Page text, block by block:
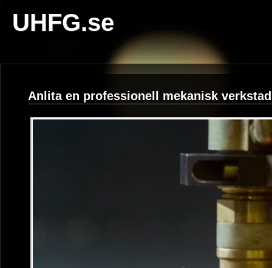
UHFG.se
Anlita en professionell mekanisk verkstad